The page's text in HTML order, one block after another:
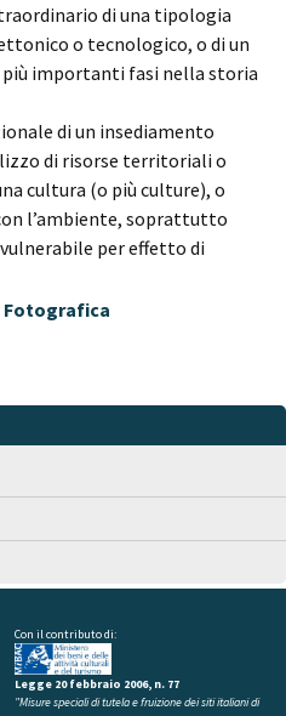
di una tipologia
o tecnologico, o di un
più importanti fasi nella storia
di un insediamento
di risorse territoriali o
cultura (o più culture), o
l’ambiente, soprattutto
per effetto di
Fotografica
Con il contributo di:
Legge 20 febbraio 2006, n. 77
"Misure speciali di tutela e fruizione dei siti italiani di